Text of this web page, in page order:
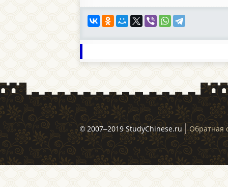
© 2007–2019 StudyChinese.ru Обратная